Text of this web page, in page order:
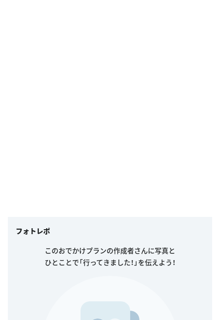
フォトレポ
このおでかけプランの作成者さんに写真と
ひとことで「行ってきました！」を伝えよう！